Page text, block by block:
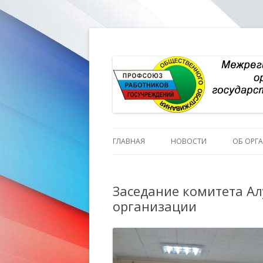
ГЛАВНАЯ НОВОСТИ ОБ
Заседание комитета
организации